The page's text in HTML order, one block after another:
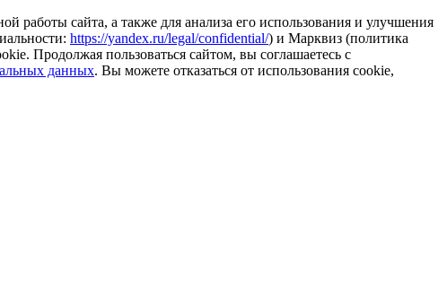
работы сайта, а также для анализа его использования и улучшения
https://yandex.ru/legal/confidential/) и Марквиз (политика
Продолжая пользоваться сайтом, вы соглашаетесь с
данных. Вы можете отказаться от использования cookie,